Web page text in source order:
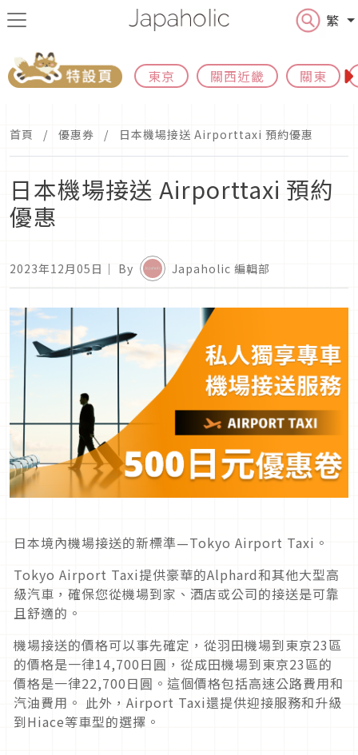
繁
東京 關西近畿 關東
首頁 優惠券 日本機場接送 Airporttaxi 預約優惠
日本機場接送 Airporttaxi 預約
優惠
2023年12月05日 ｜ By Japaholic 編輯部
日本境內機場接送的新標準—Tokyo Airport Taxi。
Tokyo Airport Taxi提供豪華的Alphard和其他大型高
級汽車，確保您從機場到家、酒店或公司的接送是可靠
且舒適的。
機場接送的價格可以事先確定，從羽田機場到東京23區
的價格是一律14,700日圓，從成田機場到東京23區的
價格是一律22,700日圓。這個價格包括高速公路費用和
汽油費用。 此外，Airport Taxi還提供迎接服務和升級
到Hiace等車型的選擇。